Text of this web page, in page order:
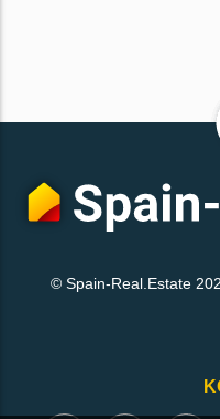
© Spain-Real.Estate